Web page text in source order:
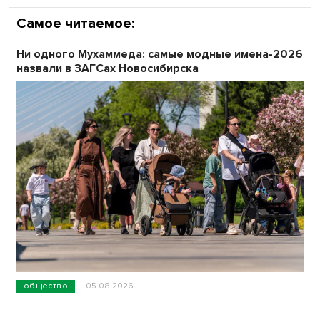
Самое читаемое:
общество 05.08.2026
Ни одного Мухаммеда: самые модные имена-2026
назвали в ЗАГСах Новосибирска